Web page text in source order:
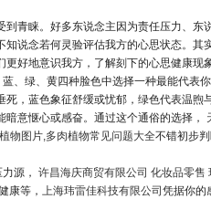
到青睐。好多东说念主因为责任压力、东
知说念若何灵验评估我方的心思状态。其
更好地意识我方，了解刻下的心思健康现
、绿、黄四种脸色中选择一种最能代表
死，蓝色象征舒缓或忧郁，绿色代表温煦
暗意惬心或感奋。通过这个通俗的选择，
物图片,多肉植物常见问题大全不错初步
源， 许昌海庆商贸有限公司 化妆品零售
康等， 上海玮雷佳科技有限公司凭据你的